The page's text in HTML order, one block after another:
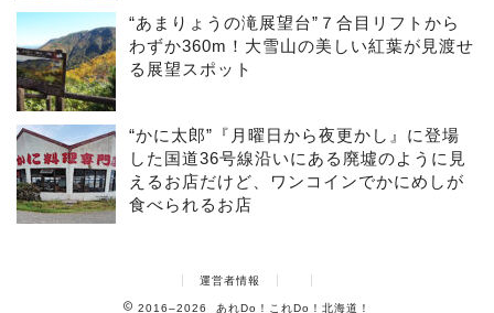
“あまりょうの滝展望台”７合目リフトから
わずか360m！大雪山の美しい紅葉が見渡せ
る展望スポット
“かに太郎”『月曜日から夜更かし』に登場
した国道36号線沿いにある廃墟のように見
えるお店だけど、ワンコインでかにめしが
食べられるお店
運営者情報
2016–2026 あれDo！これDo！北海道！